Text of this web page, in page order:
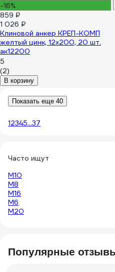
-16%
859 ₽
1 026 ₽
Клиновой анкер КРЕП-КОМП
желтый цинк, 12x200, 20 шт.
ак12200
5
(2)
В корзину
Показать еще 40
12345...37
Часто ищут
М10
М8
М16
М6
М20
Популярные